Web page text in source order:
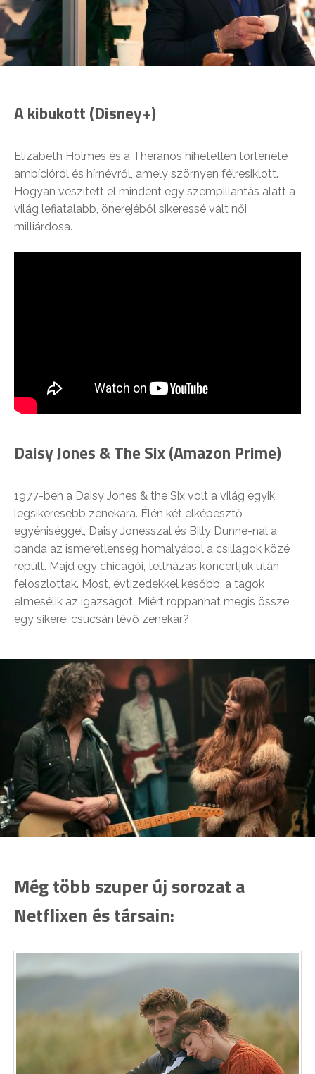
A kibukott (Disney+)
Elizabeth Holmes és a Theranos hihetetlen története
ambícióról és hírnévről, amely szörnyen félresiklott.
Hogyan veszített el mindent egy szempillantás alatt a
világ lefiatalabb, önerejéből sikeressé vált női
milliárdosa.
Daisy Jones & The Six (Amazon Prime)
1977-ben a Daisy Jones & the Six volt a világ egyik
legsikeresebb zenekara. Élén két elképesztő
egyéniséggel, Daisy Jonesszal és Billy Dunne-nal a
banda az ismeretlenség homályából a csillagok közé
repült. Majd egy chicagói, teltházas koncertjük után
feloszlottak. Most, évtizedekkel később, a tagok
elmesélik az igazságot. Miért roppanhat mégis össze
egy sikerei csúcsán lévő zenekar?
Még több szuper új sorozat a
Netflixen és társain: